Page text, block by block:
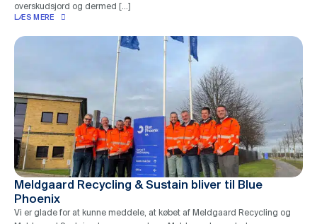
overskudsjord og dermed […]
LÆS MERE
Meldgaard Recycling & Sustain bliver til Blue
Phoenix
Vi er glade for at kunne meddele, at købet af Meldgaard Recycling og